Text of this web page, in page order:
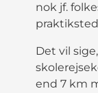
nok jf.
Det vil
end 7 km